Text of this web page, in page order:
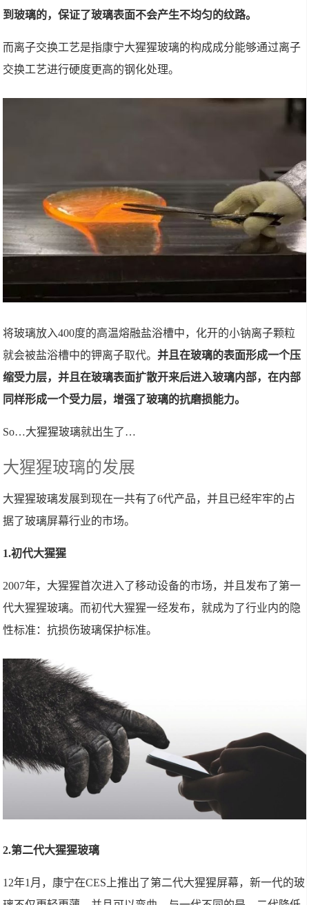
到玻璃的，保证了玻璃表面不会产生不均匀的纹路。
而离子交换工艺是指康宁大猩猩玻璃的构成成分能够通过离子
交换工艺进行硬度更高的钢化处理。
将玻璃放入400度的高温熔融盐浴槽中，化开的小钠离子颗粒
就会被盐浴槽中的钾离子取代。并且在玻璃的表面形成一个压
缩受力层，并且在玻璃表面扩散开来后进入玻璃内部，在内部
同样形成一个受力层，增强了玻璃的抗磨损能力。
So…大猩猩玻璃就出生了…
大猩猩玻璃的发展
大猩猩玻璃发展到现在一共有了6代产品，并且已经牢牢的占
据了玻璃屏幕行业的市场。
1.初代大猩猩
2007年，大猩猩首次进入了移动设备的市场，并且发布了第一
代大猩猩玻璃。而初代大猩猩一经发布，就成为了行业内的隐
性标准：抗损伤玻璃保护标准。
2.第二代大猩猩玻璃
12年1月，康宁在CES上推出了第二代大猩猩屏幕，新一代的玻